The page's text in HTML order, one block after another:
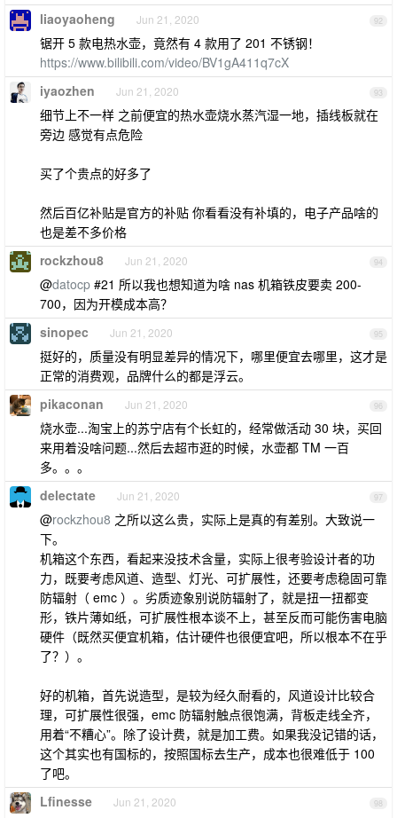
92
liaoyaoheng Jun 21, 2020
锯开 5 款电热水壶，竟然有 4 款用了 201 不锈钢！
https://www.bilibili.com/video/BV1gA411q7cX
93
iyaozhen Jun 21, 2020
细节上不一样 之前便宜的热水壶烧水蒸汽湿一地，插线板就在
旁边 感觉有点危险
买了个贵点的好多了
然后百亿补贴是官方的补贴 你看看没有补填的，电子产品啥的
也是差不多价格
94
rockzhou8 Jun 21, 2020
@datocp #21 所以我也想知道为啥 nas 机箱铁皮要卖 200-
700，因为开模成本高？
95
sinopec Jun 21, 2020
挺好的，质量没有明显差异的情况下，哪里便宜去哪里，这才是
正常的消费观，品牌什么的都是浮云。
96
pikaconan Jun 21, 2020
烧水壶...淘宝上的苏宁店有个长虹的，经常做活动 30 块，买回
来用着没啥问题...然后去超市逛的时候，水壶都 TM 一百
多。。。
97
delectate Jun 21, 2020
@rockzhou8 之所以这么贵，实际上是真的有差别。大致说一
下。
机箱这个东西，看起来没技术含量，实际上很考验设计者的功
力，既要考虑风道、造型、灯光、可扩展性，还要考虑稳固可靠
防辐射（ emc ）。劣质迹象别说防辐射了，就是扭一扭都变
形，铁片薄如纸，可扩展性根本谈不上，甚至反而可能伤害电脑
硬件（既然买便宜机箱，估计硬件也很便宜吧，所以根本不在乎
了？）。
好的机箱，首先说造型，是较为经久耐看的，风道设计比较合
理，可扩展性很强，emc 防辐射触点很饱满，背板走线全齐，
用着“不糟心”。除了设计费，就是加工费。如果我没记错的话，
这个其实也有国标的，按照国标去生产，成本也很难低于 100
了吧。
98
Lfinesse Jun 21, 2020